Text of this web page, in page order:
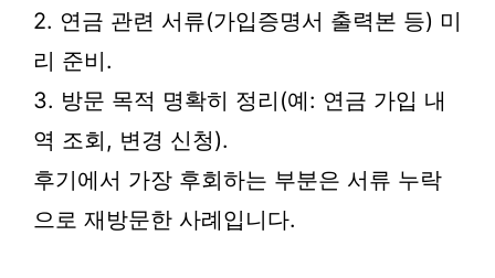
2. 연금 관련 서류(가입증명서 출력본 등) 미
리 준비.
3. 방문 목적 명확히 정리(예: 연금 가입 내
역 조회, 변경 신청).
후기에서 가장 후회하는 부분은 서류 누락
으로 재방문한 사례입니다.